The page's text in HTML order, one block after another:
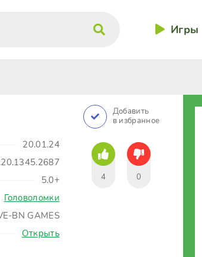
Игры
20.01.24
5.0+
Головоломки
BN GAMES
Открыть
Добавить
в избранное
4 0